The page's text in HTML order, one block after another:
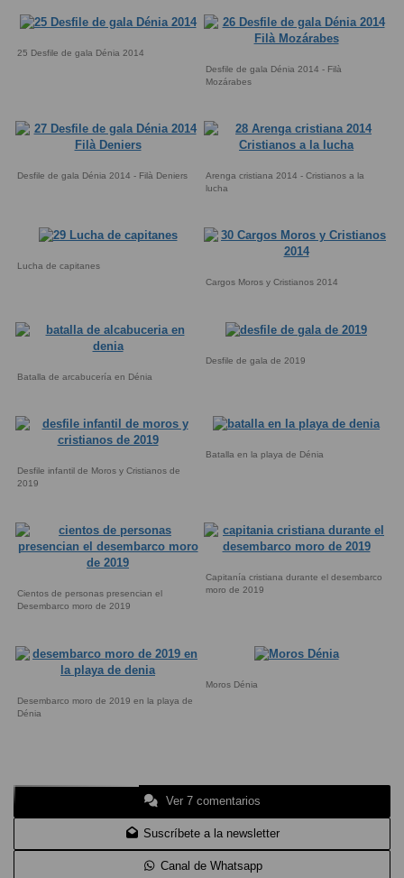
25 Desfile de gala Dénia 2014
Desfile de gala Dénia 2014 - Filà
Mozárabes
Desfile de gala Dénia 2014 - Filà Deniers
Arenga cristiana 2014 - Cristianos a la
lucha
Lucha de capitanes
Cargos Moros y Cristianos 2014
Batalla de arcabucería en Dénia
Desfile de gala de 2019
Desfile infantil de Moros y Cristianos de
2019
Batalla en la playa de Dénia
Cientos de personas presencian el
Desembarco moro de 2019
Capitanía cristiana durante el desembarco
moro de 2019
Desembarco moro de 2019 en la playa de
Dénia
Moros Dénia
Ver 7 comentarios
Suscríbete a la newsletter
Canal de Whatsapp